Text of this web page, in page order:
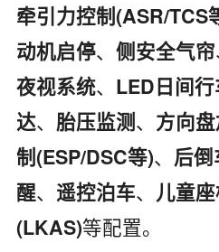
牵引力控制(ASR/TCS
动机启停、 侧安全气帘
夜视系统、 LED日间
达、 胎压监测、 方向
制(ESP/DSC等)、 后
醒、 遥控泊车、 儿童
(LKAS)等配置。